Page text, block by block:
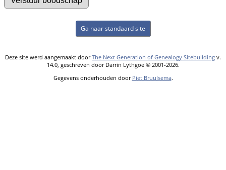
Ga naar standaard site
Deze site werd aangemaakt doorThe Next Generation of Genealogy Sitebuilding v.
14.0, geschreven door Darrin Lythgoe © 2001-2026.
Gegevens onderhouden door Piet Bruulsema.